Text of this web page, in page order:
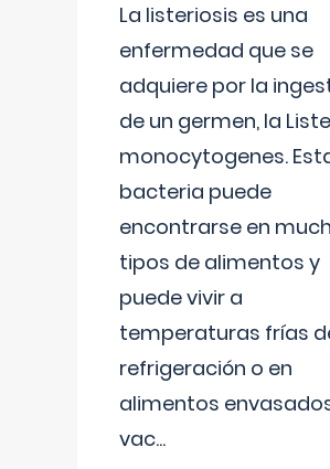
La listeriosis es una
enfermedad que se
adquiere por la
de un germen, la
monocytogenes.
bacteria puede
encontrarse en
tipos de alimentos y
puede vivir a
temperaturas frías
refrigeración o en
alimentos
vac...